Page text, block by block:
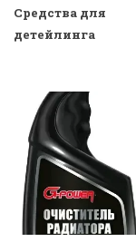
Средства для
детейлинга